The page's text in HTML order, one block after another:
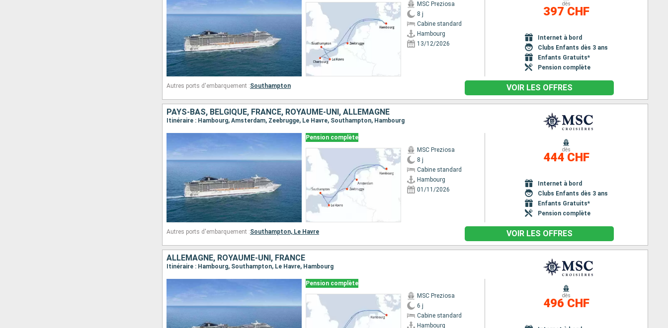
MSC Preziosa
8 j
Cabine standard
Hambourg
13/12/2026
dès
397 CHF
Internet à bord
Clubs Enfants dès 3 ans
Enfants Gratuits*
Pension complète
Autres ports d'embarquement :Southampton VOIR LES OFFRES
PAYS-BAS, BELGIQUE, FRANCE, ROYAUME-UNI, ALLEMAGNE
Itinéraire : Hambourg, Amsterdam, Zeebrugge, Le Havre, Southampton, Hambourg
Pension complète
MSC Preziosa
8 j
Cabine standard
Hambourg
01/11/2026
dès
444 CHF
Internet à bord
Clubs Enfants dès 3 ans
Enfants Gratuits*
Pension complète
Autres ports d'embarquement :Southampton, Le Havre VOIR LES OFFRES
ALLEMAGNE, ROYAUME-UNI, FRANCE
Itinéraire : Hambourg, Southampton, Le Havre, Hambourg
Pension complète
MSC Preziosa
6 j
Cabine standard
Hambourg
dès
496 CHF